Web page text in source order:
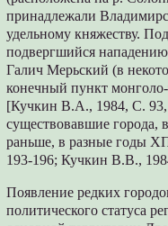
принадлежали
удельному княжеству.
подвергшийся
Галич Мерьский (в
конечный пункт
[Кучкин В.А., 1984, С. 93,
существовавшие города,
раньше, в разные годы
193-196; Кучкин В.В.,
Появление редких
политического статуса